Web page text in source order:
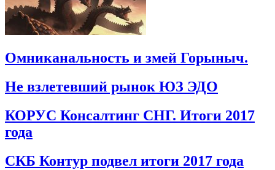
Омниканальность и змей Горыныч.
Не взлетевший рынок ЮЗ ЭДО
КОРУС Консалтинг СНГ. Итоги 2017
года
СКБ Контур подвел итоги 2017 года